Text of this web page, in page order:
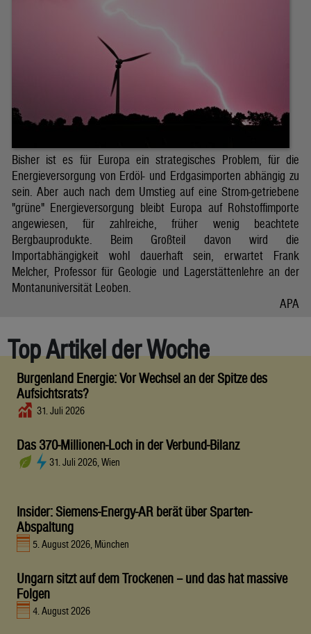
Bisher ist es für Europa ein strategisches Problem, für die
Energieversorgung von Erdöl- und Erdgasimporten abhängig zu
sein. Aber auch nach dem Umstieg auf eine Strom-getriebene
"grüne" Energieversorgung bleibt Europa auf Rohstoffimporte
angewiesen, für zahlreiche, früher wenig beachtete
Bergbauprodukte. Beim Großteil davon wird die
Importabhängigkeit wohl dauerhaft sein, erwartet Frank
Melcher, Professor für Geologie und Lagerstättenlehre an der
Montanuniversität Leoben.
APA
Top Artikel der Woche
Burgenland Energie: Vor Wechsel an der Spitze des
Aufsichtsrats?
31. Juli 2026
Das 370-Millionen-Loch in der Verbund-Bilanz
31. Juli 2026, Wien
Insider: Siemens-Energy-AR berät über Sparten-
Abspaltung
5. August 2026, München
Ungarn sitzt auf dem Trockenen – und das hat massive
Folgen
4. August 2026